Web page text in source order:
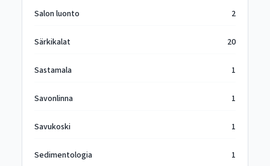
Salon luonto 2
Särkikalat 20
Sastamala 1
Savonlinna 1
Savukoski 1
Sedimentologia 1